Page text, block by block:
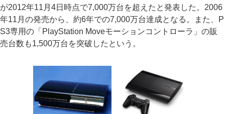
が2012年11月4日時点で7,000万台を超えたと発表した。2006
年11月の発売から、約6年での7,000万台達成となる。また、P
S3専用の「PlayStation Moveモーションコントローラ」の販
売台数も1,500万台を突破したという。